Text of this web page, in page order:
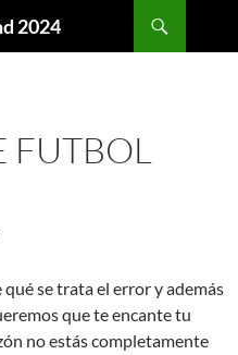
2024
FUTBOL
se trata el error y además
que te encante tu
no estás completamente